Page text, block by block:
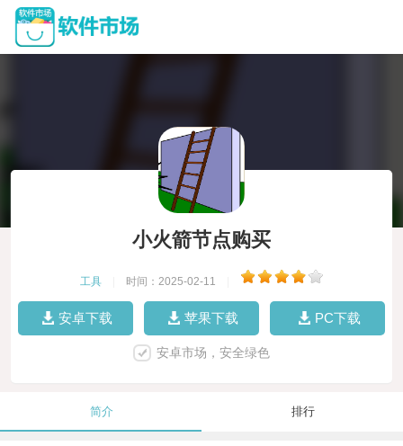
小火箭节点购买
工具 时间：2025-02-11
安卓下载 苹果下载 PC下载
安卓市场，安全绿色
简介 排行